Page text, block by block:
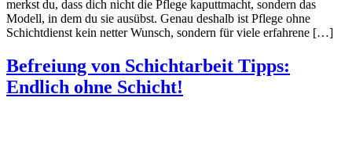
merkst du, dass dich nicht die Pflege kaputtmacht, sondern das
Modell, in dem du sie ausübst. Genau deshalb ist Pflege ohne
Schichtdienst kein netter Wunsch, sondern für viele erfahrene […]
Befreiung von Schichtarbeit Tipps:
Endlich ohne Schicht!